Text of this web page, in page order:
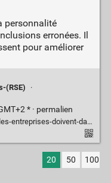
personnalité
erronées. Il
pour améliorer
(RSE)
·
* · permalien
au-trouble-de-la-personnalite-borderline-238816
20 50 100